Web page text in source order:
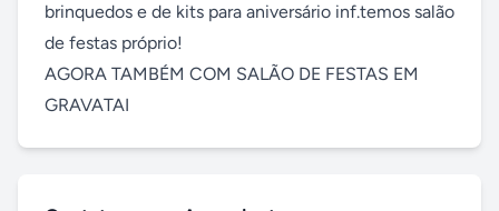
brinquedos e de kits para aniversário inf.temos salão
de festas próprio!
AGORA TAMBÉM COM SALÃO DE FESTAS EM
GRAVATAI